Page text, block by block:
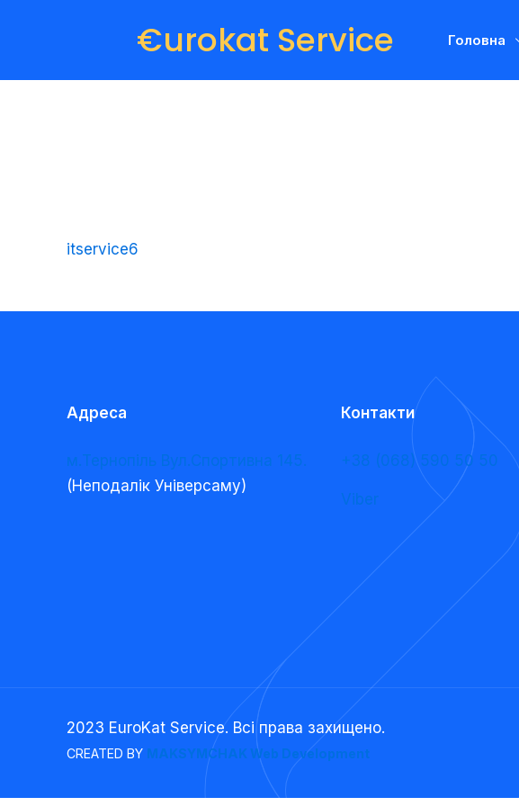
€urokat Service Головна
itservice6
Адреса
м.Тернопіль Вул.Спортивна 145.
(Неподалік Універсаму)
Контакти
+38 (068) 590 50 50
Viber
2023 EuroKat Service. Всі права захищено.
CREATED BY MAKSYMCHAK Web Development